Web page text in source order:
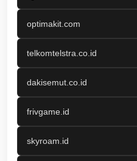
optimakit.com
telkomtelstra.co.id
dakisemut.co.id
frivgame.id
skyroam.id